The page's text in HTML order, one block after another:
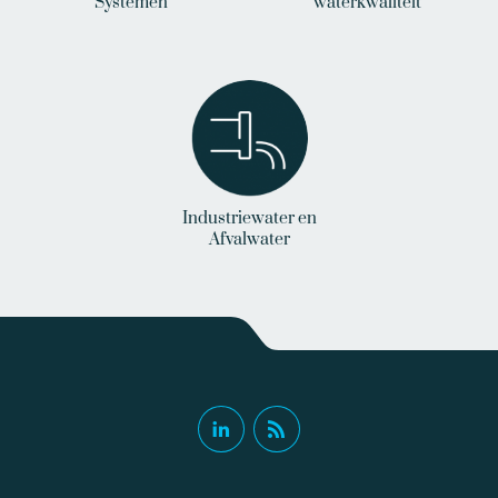
Industriewater en
Afvalwater